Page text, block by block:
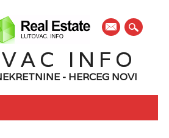
mail
INFO
- HERCEG NOVI